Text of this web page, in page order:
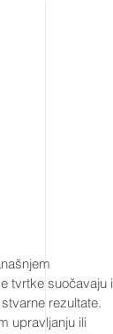
tvrtke suočavaju i
rezultate.
upravljanju ili